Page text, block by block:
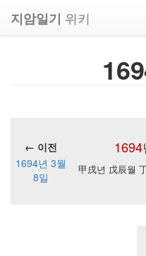
지암일기 위키
1694
← 이전
1694년 3월
8일
甲戌년 戊辰월